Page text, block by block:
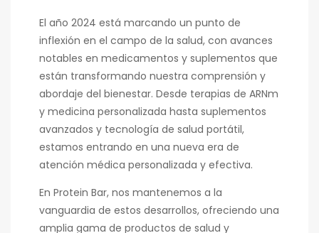
El año 2024 está marcando un punto de
inflexión en el campo de la salud, con avances
notables en medicamentos y suplementos que
están transformando nuestra comprensión y
abordaje del bienestar. Desde terapias de ARNm
y medicina personalizada hasta suplementos
avanzados y tecnología de salud portátil,
estamos entrando en una nueva era de
atención médica personalizada y efectiva.
En Protein Bar, nos mantenemos a la
vanguardia de estos desarrollos, ofreciendo una
amplia gama de productos de salud y